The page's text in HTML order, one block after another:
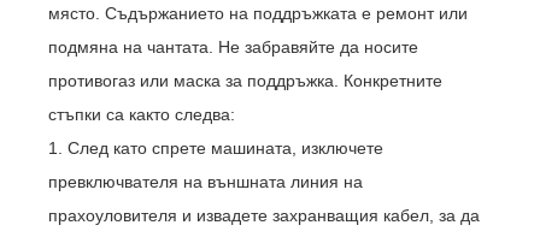
място. Съдържанието на поддръжката е ремонт или
подмяна на чантата. Не забравяйте да носите
противогаз или маска за поддръжка. Конкретните
стъпки са както следва:
1. След като спрете машината, изключете
превключвателя на външната линия на
прахоуловителя и извадете захранващия кабел, за да